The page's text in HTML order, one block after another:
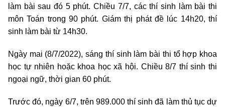
làm bài sau đó 5 phút. Chiều 7/7, các thí sinh làm bài thi
môn Toán trong 90 phút. Giám thị phát đề lúc 14h20, thí
sinh làm bài từ 14h30.
Ngày mai (8/7/2022), sáng thí sinh làm bài thi tổ hợp khoa
học tự nhiên hoặc khoa học xã hội. Chiều 8/7 thí sinh thi
ngoại ngữ, thời gian 60 phút.
Trước đó, ngày 6/7, trên 989.000 thí sinh đã làm thủ tục dự